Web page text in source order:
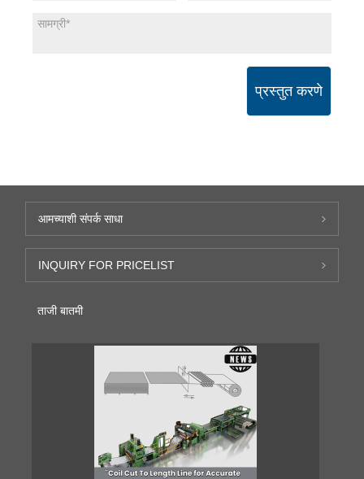
प्रस्तुत करणे
आमच्याशी संपर्क साधा
INQUIRY FOR PRICELIST
ताजी बातमी